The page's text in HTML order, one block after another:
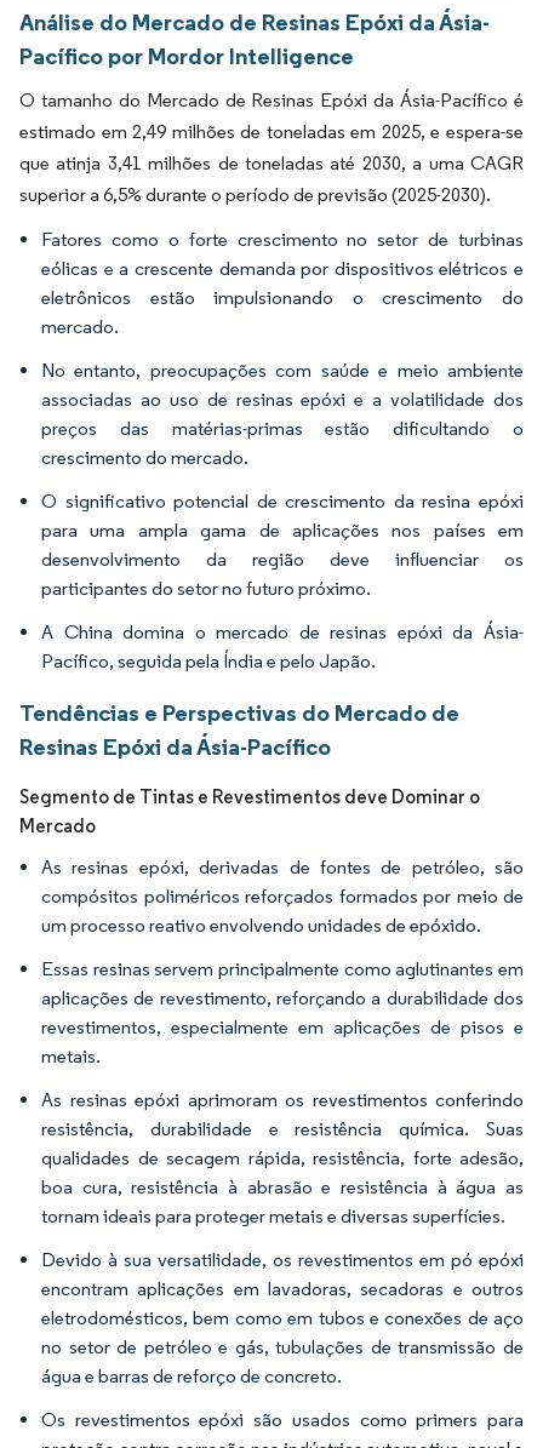
Análise do Mercado de Resinas Epóxi da Ásia-
Pacífico por Mordor Intelligence
O tamanho do Mercado de Resinas Epóxi da Ásia-Pacífico é
estimado em 2,49 milhões de toneladas em 2025, e espera-se
que atinja 3,41 milhões de toneladas até 2030, a uma CAGR
superior a 6,5% durante o período de previsão (2025-2030).
Fatores como o forte crescimento no setor de turbinas
eólicas e a crescente demanda por dispositivos elétricos e
eletrônicos estão impulsionando o crescimento do
mercado.
No entanto, preocupações com saúde e meio ambiente
associadas ao uso de resinas epóxi e a volatilidade dos
preços das matérias-primas estão dificultando o
crescimento do mercado.
O significativo potencial de crescimento da resina epóxi
para uma ampla gama de aplicações nos países em
desenvolvimento da região deve influenciar os
participantes do setor no futuro próximo.
A China domina o mercado de resinas epóxi da Ásia-
Pacífico, seguida pela Índia e pelo Japão.
Tendências e Perspectivas do Mercado de
Resinas Epóxi da Ásia-Pacífico
Segmento de Tintas e Revestimentos deve Dominar o
Mercado
As resinas epóxi, derivadas de fontes de petróleo, são
compósitos poliméricos reforçados formados por meio de
um processo reativo envolvendo unidades de epóxido.
Essas resinas servem principalmente como aglutinantes em
aplicações de revestimento, reforçando a durabilidade dos
revestimentos, especialmente em aplicações de pisos e
metais.
As resinas epóxi aprimoram os revestimentos conferindo
resistência, durabilidade e resistência química. Suas
qualidades de secagem rápida, resistência, forte adesão,
boa cura, resistência à abrasão e resistência à água as
tornam ideais para proteger metais e diversas superfícies.
Devido à sua versatilidade, os revestimentos em pó epóxi
encontram aplicações em lavadoras, secadoras e outros
eletrodomésticos, bem como em tubos e conexões de aço
no setor de petróleo e gás, tubulações de transmissão de
água e barras de reforço de concreto.
Os revestimentos epóxi são usados como primers para